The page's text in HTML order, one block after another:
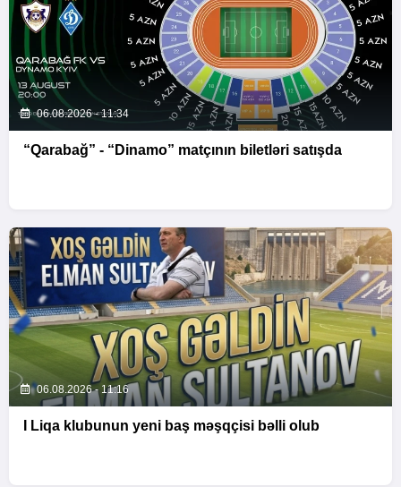
06.08.2026 - 11:34
“Qarabağ” - “Dinamo” matçının biletləri satışda
06.08.2026 - 11:16
I Liqa klubunun yeni baş məşqçisi bəlli olub